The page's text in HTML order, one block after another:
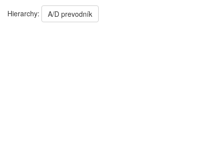
Hierarchy: A/D prevodník